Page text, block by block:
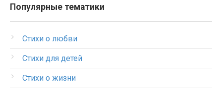
Популярные тематики
Стихи о любви
Стихи для детей
Стихи о жизни